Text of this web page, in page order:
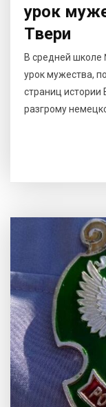
урок
Твери
В средней школе
урок мужества,
страниц истории
разгрому